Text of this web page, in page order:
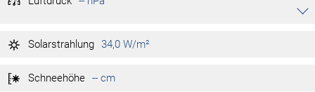
Akkordeon auf-/zuklappen
-- hPa
Tag max.
Solarstrahlung 34,0 W/m²
Schneehöhe -- cm